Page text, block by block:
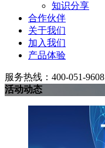
知识分享
合作伙伴
关于我们
加入我们
产品体验
服务热线：400-051-9608
活动动态